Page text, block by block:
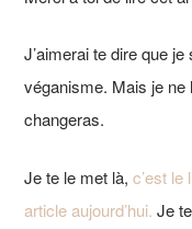
J’aimerai te dire que
véganisme. Mais je ne
changeras.
Je te le met là,c’est le
article aujourd’hui. Je